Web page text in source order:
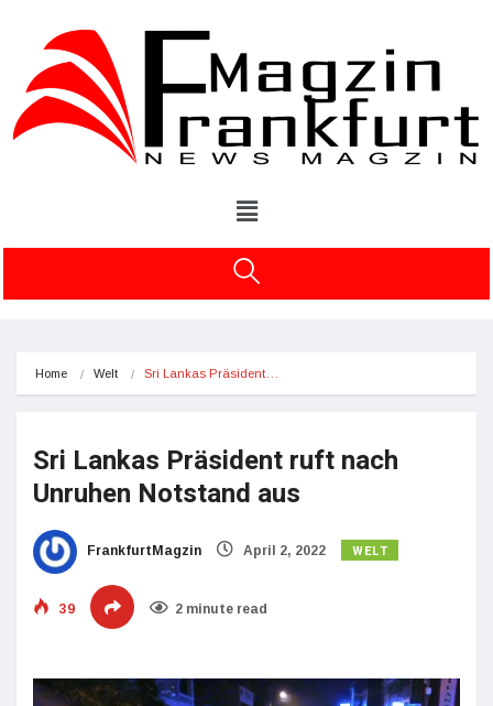
Home Welt Sri Lankas Präsident…
Sri Lankas Präsident ruft nach
Unruhen Notstand aus
FrankfurtMagzin April 2, 2022 WELT
39 2 minute read